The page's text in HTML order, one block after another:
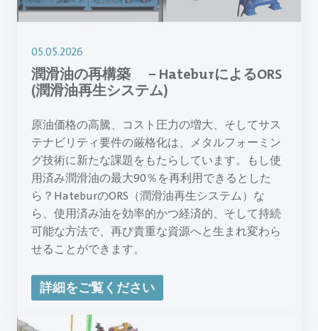
05.05.2026
潤滑油の再構築 －HateburによるORS
(潤滑油再生システム)
原油価格の高騰、コスト圧力の増大、そしてサス
テナビリティ要件の厳格化は、メタルフォーミン
グ技術に新たな課題をもたらしています。もし使
用済み潤滑油の最大90％を再利用できるとした
ら？HateburのORS（潤滑油再生システム）な
ら、使用済み油を効率的かつ経済的、そして持続
可能な方法で、再び貴重な資源へと生まれ変わら
せることができます。
詳細をご覧ください